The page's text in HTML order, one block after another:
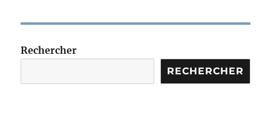
Rechercher
RECHERCHER